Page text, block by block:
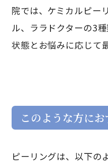
院では、ケミカルピー
ル、ララドクターの3
状態とお悩みに応じて
このような方に
ピーリングは、以下の